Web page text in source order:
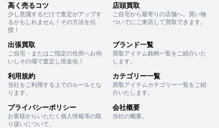
高く売るコツ
少し意識するだけで査定がアップす
るかもしれません！その方法を伝
授！
店頭買取
ご自宅から最寄りの店舗へ。買い物
ついでにご来店して買取できます。
出張買取
ご自宅・またはご指定の住所へお伺
いしその場で査定し現金化！
ブランド一覧
買取アイテム銘柄一覧をご紹介いた
します。
利用規約
当社をご利用する上でのルールとな
ります。
カテゴリー一覧
買取アイテムカテゴリー一覧をご紹
介いたします。
プライバシーポリシー
お客様からいただく個人情報等の取
り扱いについて。
会社概要
当社の概要。